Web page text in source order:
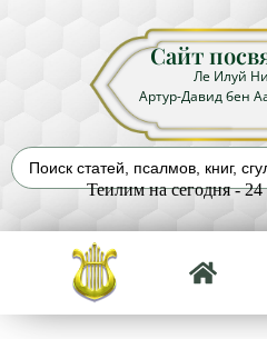
Сайт
Ле Илуй
Артур-Давид бен
Теилим на сегодня -